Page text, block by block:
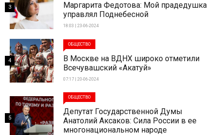
Маргарита Федотова: Мой прадедушка
управлял Поднебесной
18:03 | 23-06-2024
3
ОБЩЕСТВО
В Москве на ВДНХ широко отметили
Всечувашский «Акатуй»
07:17 | 20-06-2024
4
ОБЩЕСТВО
Депутат Государственной Думы
Анатолий Аксаков: Сила России в ее
многонациональном народе
5